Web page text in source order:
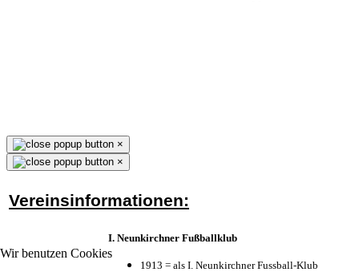
Wir benutzen Cookies
×
×
Vereinsinformationen:
I. Neunkirchner Fußballklub
1913 = als I. Neunkirchner Fussball-Klub